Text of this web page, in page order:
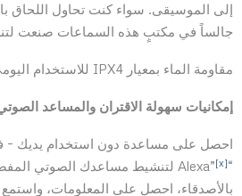
إلى الموسيقى. سواء كنت تحاول اللحاق
جالساً في مكتبٍ هذه السماعات صنعت
مقاومة الماء بمعيار IPX4 للاستخدام اليومي
إمكانيات سهولة الاقتران والمساعد
“Alexa”
[x]
لتنشيط مساعدك الصوتي
بالأصدقاء، احصل على المعلومات،